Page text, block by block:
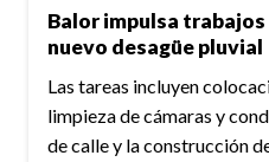
Balor impulsa
nuevo desagüe pluvial
Las tareas incluyen
limpieza de cámaras y
de calle y la construcción